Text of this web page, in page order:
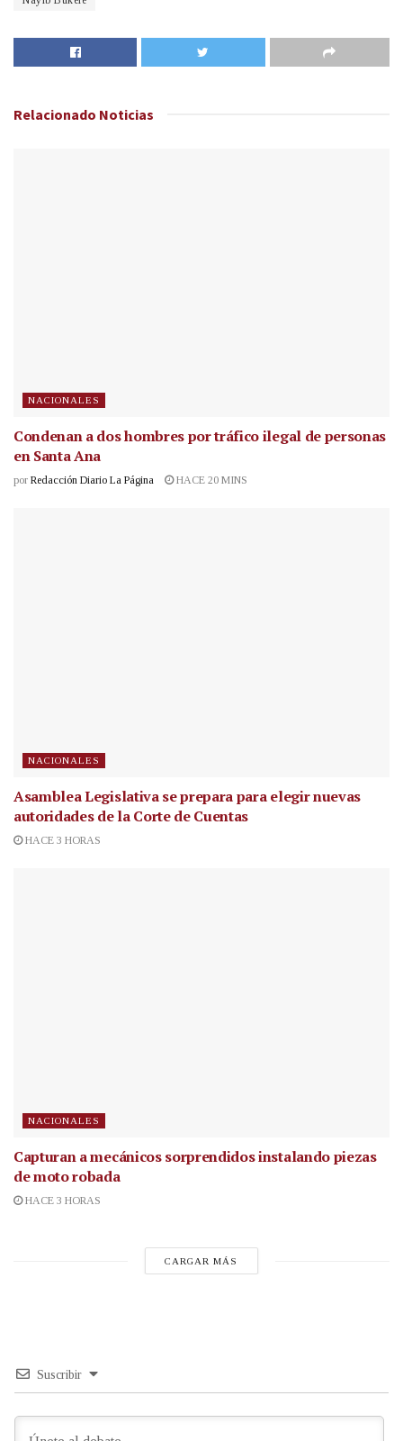
Relacionado Noticias
NACIONALES
Condenan a dos hombres por tráfico ilegal de personas
en Santa Ana
por Redacción Diario La Página HACE 20 MINS
NACIONALES
Asamblea Legislativa se prepara para elegir nuevas
autoridades de la Corte de Cuentas
HACE 3 HORAS
NACIONALES
Capturan a mecánicos sorprendidos instalando piezas
de moto robada
HACE 3 HORAS
CARGAR MÁS
Suscribir